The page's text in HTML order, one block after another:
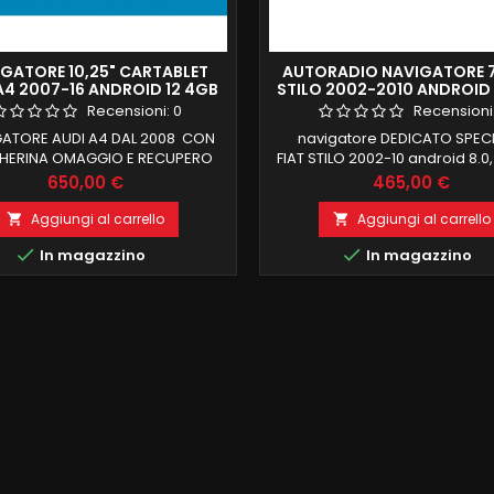
10,25" CARTABLET
2007-16 ANDROID 12 4GB
RAM 64 GB ROM 4G
Recensioni: 0
AUDI A4 DAL 2008 CON
OMAGGIO E RECUPERO
FUNZIONI DI BORDO X SISTEMI
NAVI ORIGINALE ANDROID 12
4 GB RAM 64 GB ROM,
SIM DATI, carplay e android
MANTENIMENTO FUNZIONI
(TUTTE LE FUNZIONI ORIGINALI)
Prezzo
650,00 €
 Aggiungi al carrello
 In magazzino
AUTORADIO NAVIGATORE
STILO 2002-2010
FULL 32GB ROM HD
Recensioni:
navigatore DEDICATO
FIAT STILO 2002-10 android
commercio 4 GB RAM 32 GB
FUNZIONE MIRRORLINK
COMANDI AL VOLANTE
COMPUTER DI BORDO
MODULO DAB+WIFI
INTEGRATO BLUETOOTH
Prezzo
465,00 €
 Aggiungi al carrello
 In magazzino